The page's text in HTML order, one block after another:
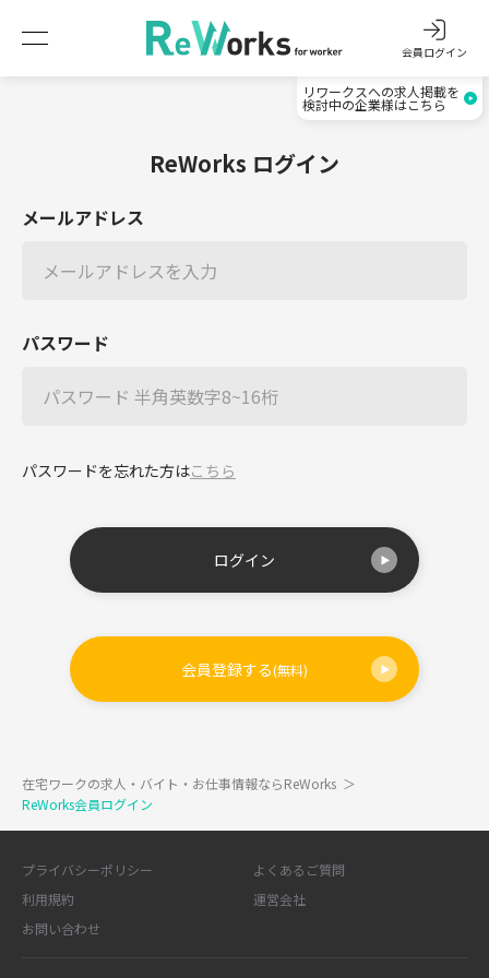
会員ログイン
リワークスへの求人掲載を
検討中の企業様はこちら
ReWorks ログイン
メールアドレス
パスワード
パスワードを忘れた方はこちら
ログイン
会員登録する(無料)
在宅ワークの求人・バイト・お仕事情報ならReWorks ＞
ReWorks会員ログイン
プライバシーポリシー
よくあるご質問
利用規約
運営会社
お問い合わせ